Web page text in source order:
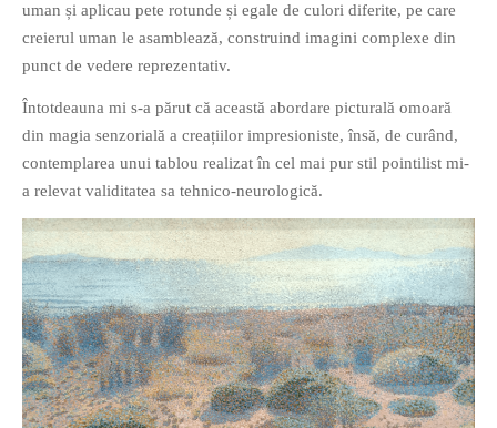
If you like movies, words and
mind games, then this is the
book for you. Take the
uman și aplicau pete rotunde și egale de culori diferite, pe care
creierul uman le asamblează, construind imagini complexe din
punct de vedere reprezentativ.
Întotdeauna mi s-a părut că această abordare picturală omoară
din magia senzorială a creațiilor impresioniste, însă, de curând,
contemplarea unui tablou realizat în cel mai pur stil pointilist mi-
a relevat validitatea sa tehnico-neurologică.